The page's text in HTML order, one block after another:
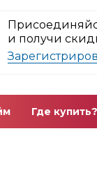
и получи
Где купить?